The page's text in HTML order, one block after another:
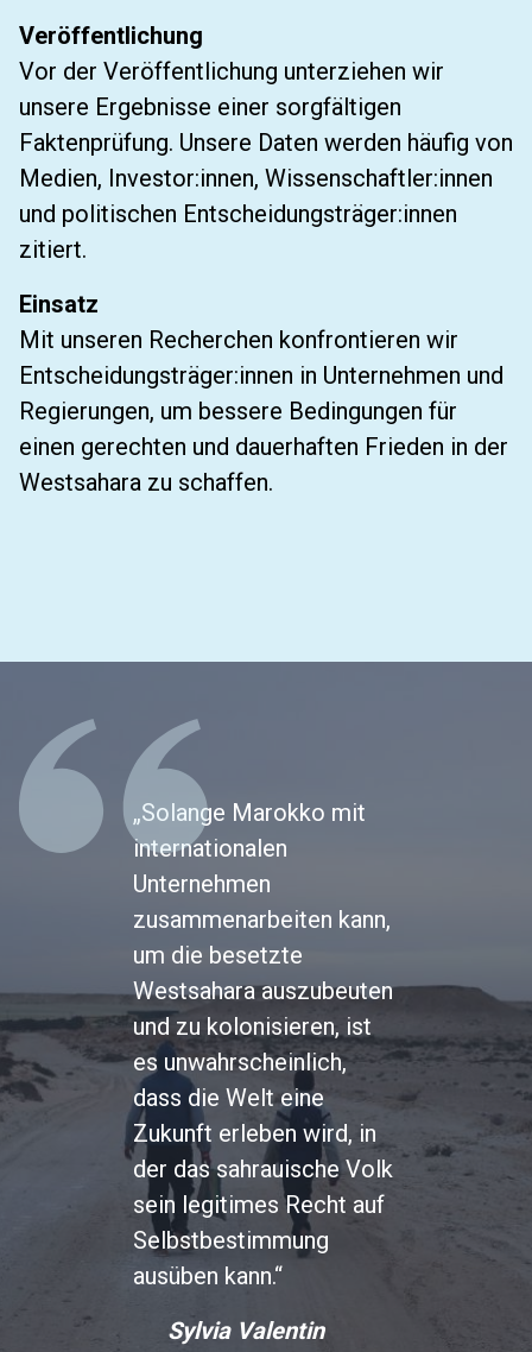
Veröffentlichung
Vor der Veröffentlichung unterziehen wir
unsere Ergebnisse einer sorgfältigen
Faktenprüfung. Unsere Daten werden häufig von
Medien, Investor:innen, Wissenschaftler:innen
und politischen Entscheidungsträger:innen
zitiert.
Einsatz
Mit unseren Recherchen konfrontieren wir
Entscheidungsträger:innen in Unternehmen und
Regierungen, um bessere Bedingungen für
einen gerechten und dauerhaften Frieden in der
Westsahara zu schaffen.
„Solange Marokko mit
internationalen
Unternehmen
zusammenarbeiten kann,
um die besetzte
Westsahara auszubeuten
und zu kolonisieren, ist
es unwahrscheinlich,
dass die Welt eine
Zukunft erleben wird, in
der das sahrauische Volk
sein legitimes Recht auf
Selbstbestimmung
ausüben kann.“
Sylvia Valentin